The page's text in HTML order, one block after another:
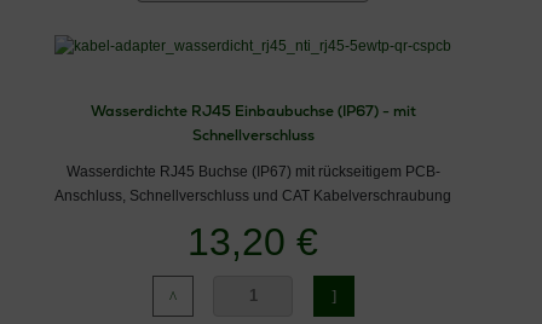
Wasserdichte RJ45 Einbaubuchse (IP67) - mit
Schnellverschluss
Wasserdichte RJ45 Buchse (IP67) mit rückseitigem PCB-
Anschluss, Schnellverschluss und CAT Kabelverschraubung
13,20 €